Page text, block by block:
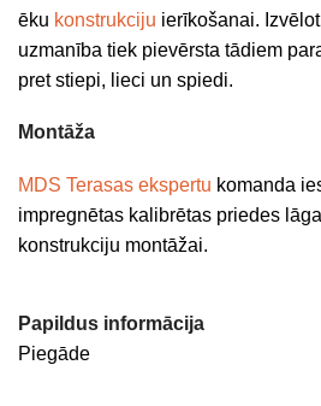
ēku konstrukciju ierīkošanai.
uzmanība tiek pievērsta tādiem
pret stiepi, lieci un spiedi.
Montāža
MDS Terasas ekspertu komanda
impregnētas kalibrētas priedes
konstrukciju montāžai.
Papildus informācija
Piegāde